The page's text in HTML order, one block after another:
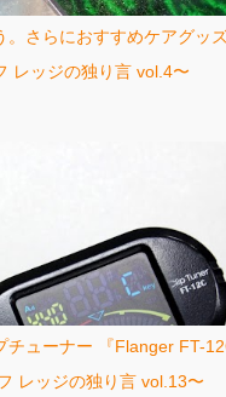
。さらにおすすめケアグッ
レッジの独り言 vol.4〜
チューナー 『Flanger FT-
レッジの独り言 vol.13〜